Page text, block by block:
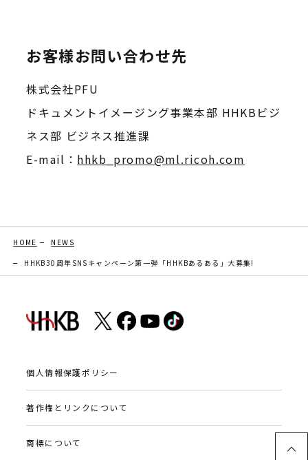
お客様お問い合わせ先
株式会社PFU
ドキュメントイメージング事業本部 HHKBビジ
ネス部 ビジネス推進課
E-mail： hhkb_promo@ml.ricoh.com
HOME
NEWS
HHKB30周年SNSキャンペーン第一弾「HHKBあるある」大募集!
個人情報保護ポリシー
著作権とリンクについて
商標について